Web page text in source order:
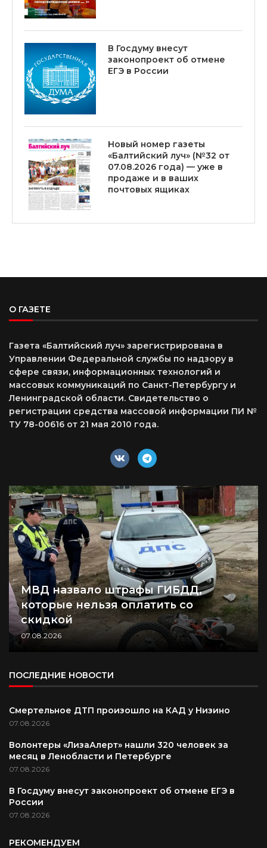
В Госдуму внесут
законопроект об отмене
ЕГЭ в России
Новый номер газеты
«Балтийский луч» (№32 от
07.08.2026 года) — уже в
продаже и в ваших
почтовых ящиках
О ГАЗЕТЕ
Газета «Балтийский луч» зарегистрирована в
Управлении Федеральной службы по надзору в
сфере связи, информационных технологий и
массовых коммуникаций по Санкт-Петербургу и
Ленинградской области. Свидетельство о
регистрации средства массовой информации ПИ №
ТУ 78-00616 от 21 мая 2010 года.
МВД назвало штрафы ГИБДД,
которые нельзя оплатить со
скидкой
07.08.2026
ПОСЛЕДНИЕ НОВОСТИ
Смертельное ДТП произошло на КАД у Низино
07.08.2026
Волонтеры «ЛизаАлерт» нашли 320 человек за
месяц в Ленобласти и Петербурге
07.08.2026
В Госдуму внесут законопроект об отмене ЕГЭ в
России
07.08.2026
РЕКОМЕНДУЕМ